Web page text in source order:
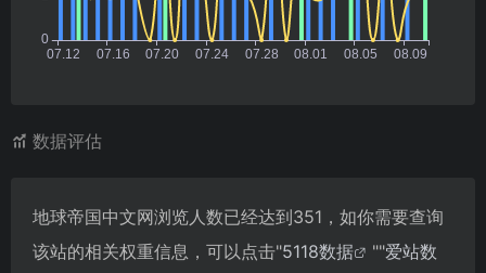
数据评估
地球帝国中文网浏览人数已经达到351，如你需要查询
该站的相关权重信息，可以点击"5118数据 ""爱站数